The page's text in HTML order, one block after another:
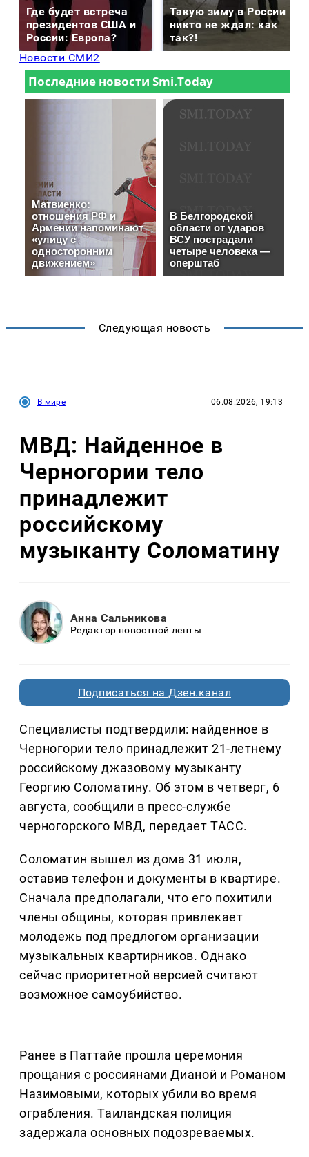
Где будет встреча
президентов США и
России: Европа?
Такую зиму в России
никто не ждал: как
так?!
Новости СМИ2
Следующая новость
В мире 06.08.2026, 19:13
МВД: Найденное в
Черногории тело
принадлежит
российскому
музыканту Соломатину
Анна Сальникова
Редактор новостной ленты
Подписаться на Дзен.канал
Специалисты подтвердили: найденное в
Черногории тело принадлежит 21-летнему
российскому джазовому музыканту
Георгию Соломатину. Об этом в четверг, 6
августа, сообщили в пресс-службе
черногорского МВД, передает ТАСС.
Соломатин вышел из дома 31 июля,
оставив телефон и документы в квартире.
Сначала предполагали, что его похитили
члены общины, которая привлекает
молодежь под предлогом организации
музыкальных квартирников. Однако
сейчас приоритетной версией считают
возможное самоубийство.
Ранее в Паттайе прошла церемония
прощания с россиянами Дианой и Романом
Назимовыми, которых убили во время
ограбления. Таиландская полиция
задержала основных подозреваемых.